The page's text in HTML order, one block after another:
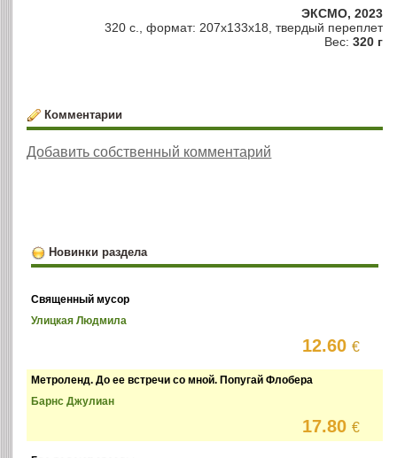
ЭКСМО, 2023
320 с., формат: 207x133x18, твердый переплет
Вес: 320 г
Комментарии
Добавить собственный комментарий
Новинки раздела
Священный мусор
Улицкая Людмила
12.60€
Метроленд. До ее встречи со мной. Попугай Флобера
Барнс Джулиан
17.80€